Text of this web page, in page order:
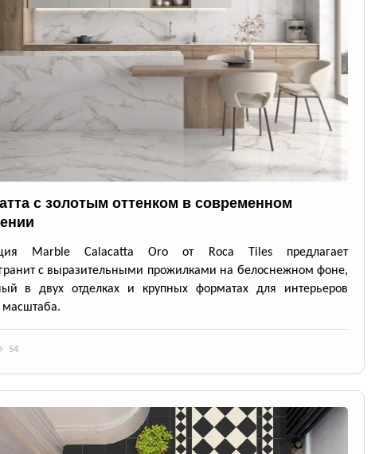
с золотым оттенком в современном
Marble Calacatta Oro от Roca Tiles предлагает
с выразительными прожилками на белоснежном фоне,
в двух отделках и крупных форматах для интерьеров
54